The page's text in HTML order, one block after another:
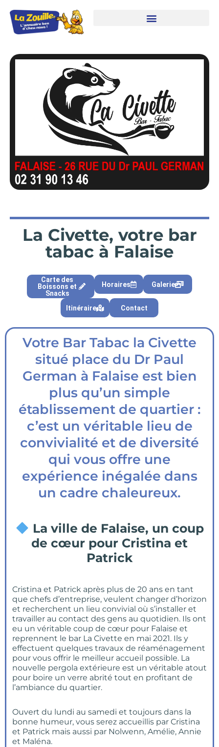
La Civette, votre bar
tabac à Falaise
Carte des
Boissons et
Snacks
Horaires Galerie
Itinéraire Contact
Votre Bar Tabac la Civette
situé place du Dr Paul
German à Falaise est bien
plus qu’un simple
établissement de quartier :
c’est un véritable lieu de
convivialité et de diversité
qui vous offre une
expérience inégalée dans
un cadre chaleureux.
La ville de Falaise, un coup
de cœur pour Cristina et
Patrick
Cristina et Patrick après plus de 20 ans en tant
que chefs d’entreprise, veulent changer d’horizon
et recherchent un lieu convivial où s’installer et
travailler au contact des gens au quotidien. Ils ont
eu un véritable coup de cœur pour Falaise et
reprennent le bar La Civette en mai 2021. Ils y
effectuent quelques travaux de réaménagement
pour vous offrir le meilleur accueil possible. La
nouvelle pergola extérieure est un véritable atout
pour boire un verre abrité tout en profitant de
l’ambiance du quartier.
Ouvert du lundi au samedi et toujours dans la
bonne humeur, vous serez accueillis par Cristina
et Patrick mais aussi par Nolwenn, Amélie, Annie
et Maléna.